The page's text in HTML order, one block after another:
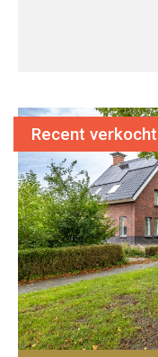
Recent verkocht